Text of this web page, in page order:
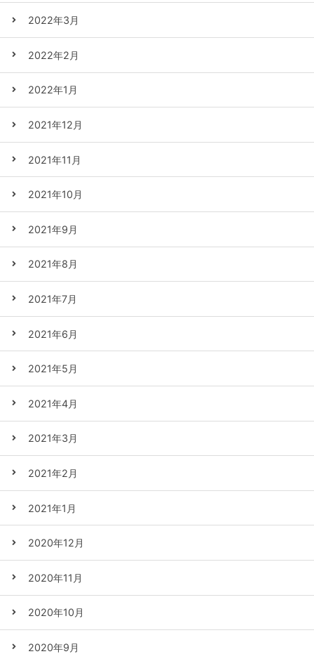
2022年3月
2022年2月
2022年1月
2021年12月
2021年11月
2021年10月
2021年9月
2021年8月
2021年7月
2021年6月
2021年5月
2021年4月
2021年3月
2021年2月
2021年1月
2020年12月
2020年11月
2020年10月
2020年9月